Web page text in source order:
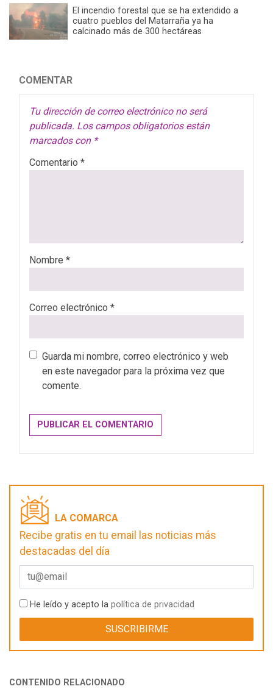
El incendio forestal que se ha extendido a
cuatro pueblos del Matarraña ya ha
calcinado más de 300 hectáreas
COMENTAR
Tu dirección de correo electrónico no será
publicada. Los campos obligatorios están
marcados con *
Comentario *
Nombre *
Correo electrónico *
Guarda mi nombre, correo electrónico y web
en este navegador para la próxima vez que
comente.
LA COMARCA
Recibe gratis en tu email las noticias más
destacadas del día
He leído y acepto la política de privacidad
CONTENIDO RELACIONADO